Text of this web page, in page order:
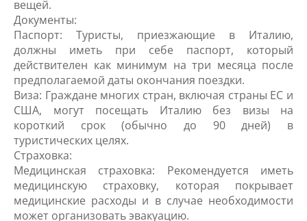
вещей.
Документы:
Паспорт: Туристы, приезжающие в Италию,
должны иметь при себе паспорт, который
действителен как минимум на три месяца после
предполагаемой даты окончания поездки.
Виза: Граждане многих стран, включая страны ЕС и
США, могут посещать Италию без визы на
короткий срок (обычно до 90 дней) в
туристических целях.
Страховка:
Медицинская страховка: Рекомендуется иметь
медицинскую страховку, которая покрывает
медицинские расходы и в случае необходимости
может организовать эвакуацию.